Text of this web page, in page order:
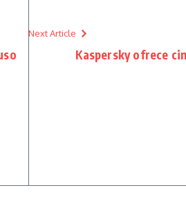
Next Article
Kaspersky ofrece